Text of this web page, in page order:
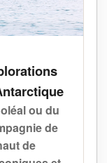
ou du
de
de